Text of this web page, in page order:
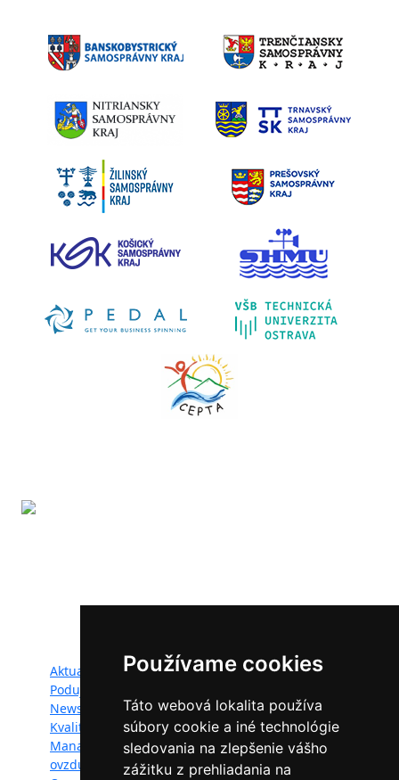
Používame cookies
Táto webová lokalita používa
súbory cookie a iné technológie
sledovania na zlepšenie vášho
zážitku z prehliadania na
Aktuality
Podujatia
Newsletter
Kvalita ovzdušia
Manažéri kvality
ovzdušia
Dokumenty
Videogaléria
Kontakt
Ochrana osobných
údajov